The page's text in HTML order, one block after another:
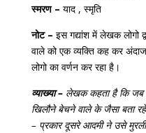
स्मरण – याद , स्मृति
नोट – इस गद्यांश में लेखक लोगो
वाले को एक व्यक्ति कह कर
लोगो का वर्णन कर रहा है।
व्याख्या –लेखक कहता है कि जब
खिलौने बेचने वाले के जैसा बता
– प्रकार दूसरे आदमी ने उसे